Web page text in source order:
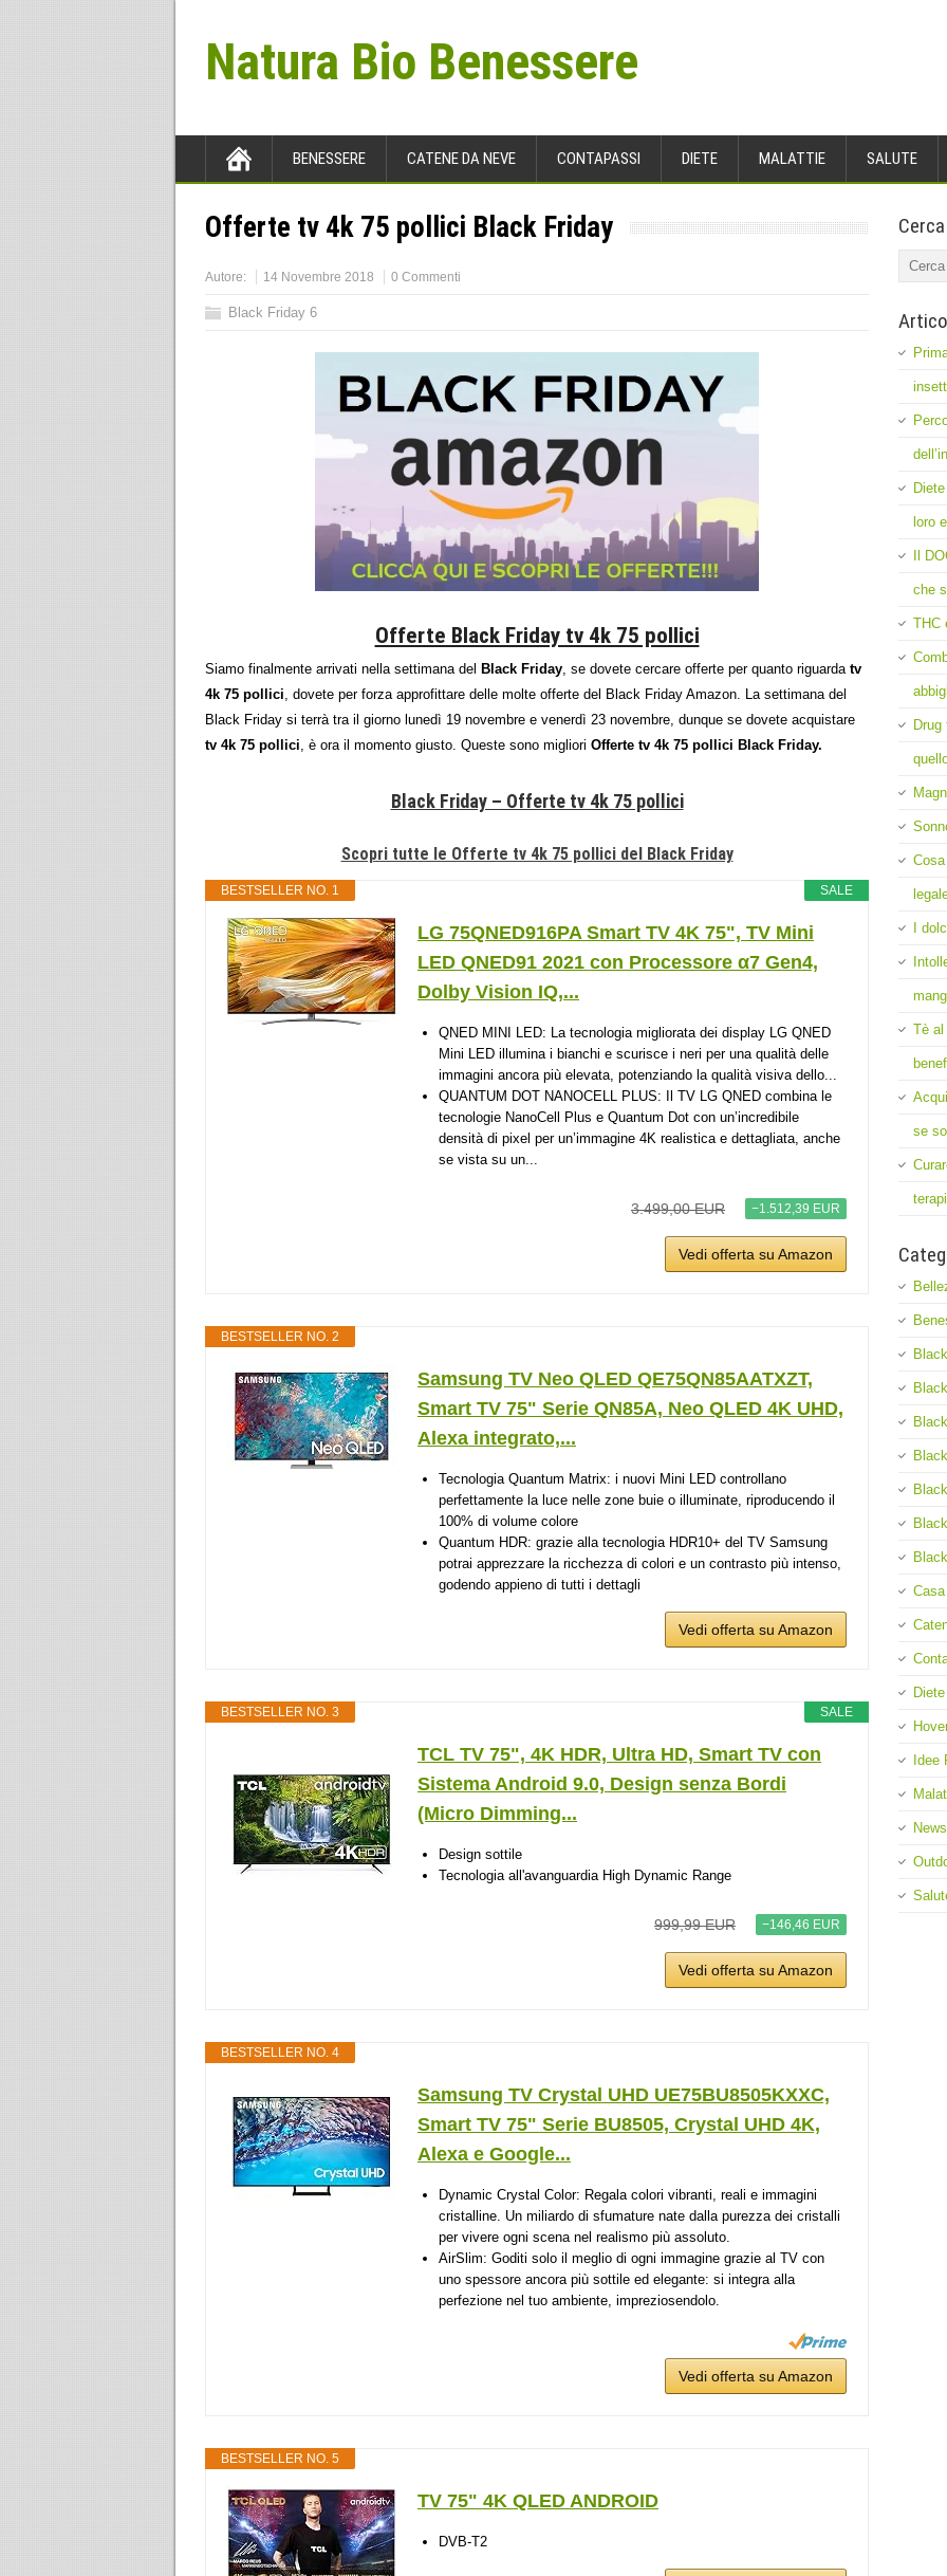
Natura Bio Benessere
BENESSERE CATENE DA NEVE CONTAPASSI DIETE MALATTIE SALUTE
Offerte tv 4k 75 pollici Black Friday
Autore: 14 Novembre 2018 0 Commenti
Black Friday 6
Offerte Black Friday tv 4k 75 pollici
Siamo finalmente arrivati nella settimana del Black Friday, se dovete cercare offerte per quanto riguarda tv
4k 75 pollici, dovete per forza approfittare delle molte offerte del Black Friday Amazon. La settimana del
Black Friday si terrà tra il giorno lunedì 19 novembre e venerdì 23 novembre, dunque se dovete acquistare
tv 4k 75 pollici, è ora il momento giusto. Queste sono migliori Offerte tv 4k 75 pollici Black Friday.
Black Friday – Offerte tv 4k 75 pollici
Scopri tutte le Offerte tv 4k 75 pollici del Black Friday
SALE
BESTSELLER NO. 1
LG 75QNED916PA Smart TV 4K 75", TV Mini
LED QNED91 2021 con Processore α7 Gen4,
Dolby Vision IQ,...
QNED MINI LED: La tecnologia migliorata dei display LG QNED
Mini LED illumina i bianchi e scurisce i neri per una qualità delle
immagini ancora più elevata, potenziando la qualità visiva dello...
QUANTUM DOT NANOCELL PLUS: Il TV LG QNED combina le
tecnologie NanoCell Plus e Quantum Dot con un’incredibile
densità di pixel per un’immagine 4K realistica e dettagliata, anche
se vista su un...
3.499,00 EUR −1.512,39 EUR
Vedi offerta su Amazon
BESTSELLER NO. 2
Samsung TV Neo QLED QE75QN85AATXZT,
Smart TV 75" Serie QN85A, Neo QLED 4K UHD,
Alexa integrato,...
Tecnologia Quantum Matrix: i nuovi Mini LED controllano
perfettamente la luce nelle zone buie o illuminate, riproducendo il
100% di volume colore
Quantum HDR: grazie alla tecnologia HDR10+ del TV Samsung
potrai apprezzare la ricchezza di colori e un contrasto più intenso,
godendo appieno di tutti i dettagli
Vedi offerta su Amazon
SALE
BESTSELLER NO. 3
TCL TV 75", 4K HDR, Ultra HD, Smart TV con
Sistema Android 9.0, Design senza Bordi
(Micro Dimming...
Design sottile
Tecnologia all'avanguardia High Dynamic Range
999,99 EUR −146,46 EUR
Vedi offerta su Amazon
BESTSELLER NO. 4
Samsung TV Crystal UHD UE75BU8505KXXC,
Smart TV 75" Serie BU8505, Crystal UHD 4K,
Alexa e Google...
Dynamic Crystal Color: Regala colori vibranti, reali e immagini
cristalline. Un miliardo di sfumature nate dalla purezza dei cristalli
per vivere ogni scena nel realismo più assoluto.
AirSlim: Goditi solo il meglio di ogni immagine grazie al TV con
uno spessore ancora più sottile ed elegante: si integra alla
perfezione nel tuo ambiente, impreziosendolo.
Vedi offerta su Amazon
BESTSELLER NO. 5
TV 75" 4K QLED ANDROID
DVB-T2
Cerca
loro
Il
che
THC
I
Tè al
se
Casa
Diete
Idee
News